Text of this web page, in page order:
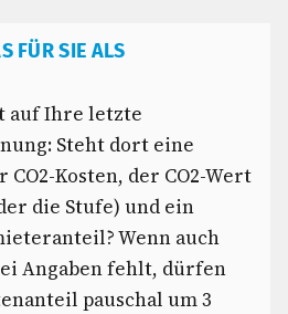
FÜR SIE ALS
auf Ihre letzte
Steht dort eine
Kosten, der CO2-Wert
die Stufe) und ein
Wenn auch
Angaben fehlt, dürfen
pauschal um 3